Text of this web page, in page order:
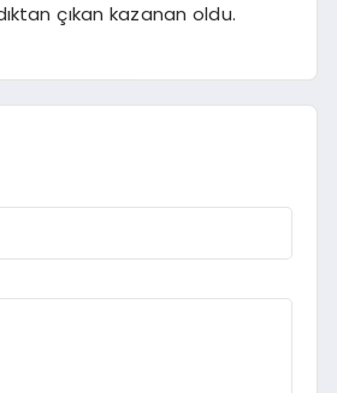
çıkan kazanan oldu.